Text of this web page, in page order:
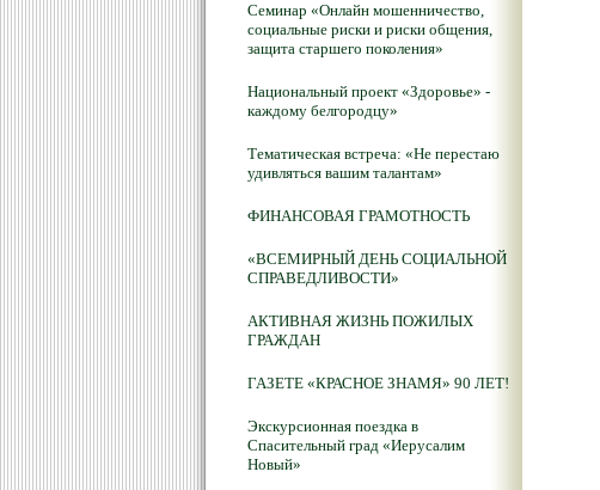
Семинар «Онлайн мошенничество,
социальные риски и риски общения,
защита старшего поколения»
Национальный проект «Здоровье» -
каждому белгородцу»
Тематическая встреча: «Не перестаю
удивляться вашим талантам»
ФИНАНСОВАЯ ГРАМОТНОСТЬ
«ВСЕМИРНЫЙ ДЕНЬ СОЦИАЛЬНОЙ
СПРАВЕДЛИВОСТИ»
АКТИВНАЯ ЖИЗНЬ ПОЖИЛЫХ
ГРАЖДАН
ГАЗЕТЕ «КРАСНОЕ ЗНАМЯ» 90 ЛЕТ!
Экскурсионная поездка в
Спасительный град «Иерусалим
Новый»